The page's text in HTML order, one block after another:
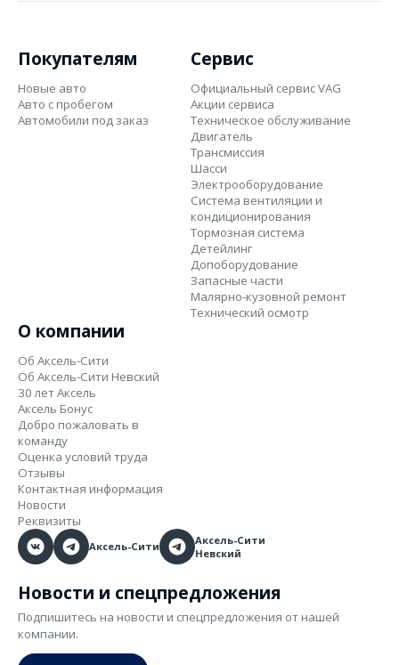
Покупателям
Новые авто
Авто с пробегом
Автомобили под заказ
Сервис
Официальный сервис VAG
Акции сервиса
Техническое обслуживание
Двигатель
Трансмиссия
Шасси
Электрооборудование
Система вентиляции и
кондиционирования
Тормозная система
Детейлинг
Допоборудование
Запасные части
Малярно-кузовной ремонт
Технический осмотр
О компании
Об Аксель-Сити
Об Аксель-Сити Невский
30 лет Аксель
Аксель Бонус
Добро пожаловать в
команду
Оценка условий труда
Отзывы
Контактная информация
Новости
Реквизиты
Аксель-Сити
Аксель-Сити
Невский
Новости и спецпредложения
Подпишитесь на новости и спецпредложения от нашей
компании.